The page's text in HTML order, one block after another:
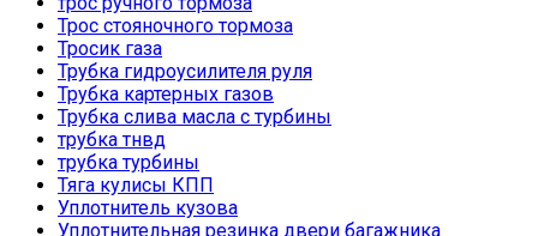
Трос стояночного тормоза
Тросик газа
Трубка гидроусилителя руля
Трубка картерных газов
Трубка слива масла с турбины
трубка тнвд
трубка турбины
Тяга кулисы КПП
Уплотнитель кузова
Уплотнительная резинка двери багажника